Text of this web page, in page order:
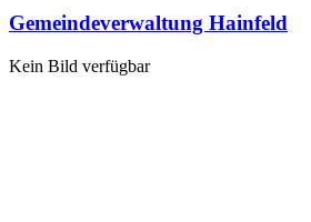
Gemeindeverwaltung Hainfeld
Kein Bild verfügbar